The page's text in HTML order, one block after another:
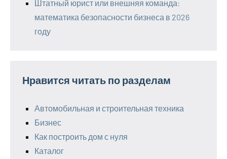
Штатный юрист или внешняя команда:
математика безопасности бизнеса в 2026
году
Нравится читать по разделам
Автомобильная и строительная техника
Бизнес
Как построить дом с нуля
Каталог